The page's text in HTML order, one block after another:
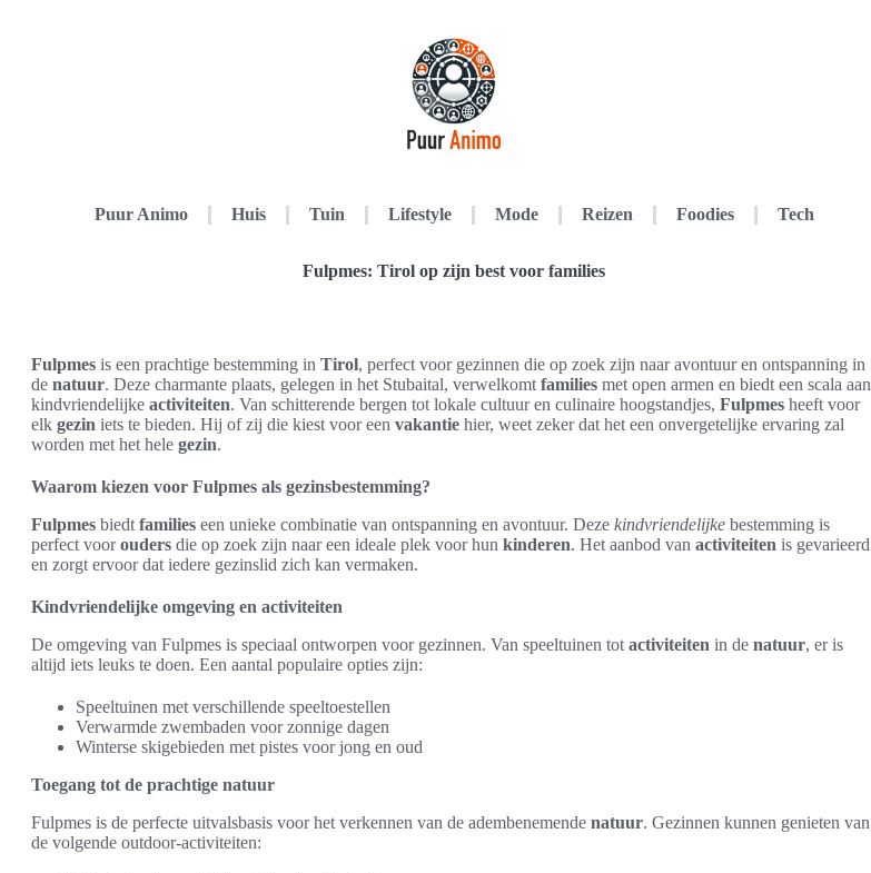
Puur Animo Huis Tuin Lifestyle Mode Reizen Foodies Tech
Fulpmes: Tirol op zijn best voor families
Fulpmes is een prachtige bestemming in Tirol, perfect voor gezinnen die op zoek zijn naar avontuur en ontspanning in
de natuur. Deze charmante plaats, gelegen in het Stubaital, verwelkomt families met open armen en biedt een scala aan
kindvriendelijke activiteiten. Van schitterende bergen tot lokale cultuur en culinaire hoogstandjes, Fulpmes heeft voor
elk gezin iets te bieden. Hij of zij die kiest voor een vakantie hier, weet zeker dat het een onvergetelijke ervaring zal
worden met het hele gezin.
Waarom kiezen voor Fulpmes als gezinsbestemming?
Fulpmes biedt families een unieke combinatie van ontspanning en avontuur. Deze kindvriendelijke bestemming is
perfect voorouders die op zoek zijn naar een ideale plek voor hun kinderen. Het aanbod van activiteiten is gevarieerd
en zorgt ervoor dat iedere gezinslid zich kan vermaken.
Kindvriendelijke omgeving en activiteiten
De omgeving van Fulpmes is speciaal ontworpen voor gezinnen. Van speeltuinen tot activiteiten in de natuur, er is
altijd iets leuks te doen. Een aantal populaire opties zijn:
Speeltuinen met verschillende speeltoestellen
Verwarmde zwembaden voor zonnige dagen
Winterse skigebieden met pistes voor jong en oud
Toegang tot de prachtige natuur
Fulpmes is de perfecte uitvalsbasis voor het verkennen van de adembenemende natuur. Gezinnen kunnen genieten van
de volgende outdoor-activiteiten: